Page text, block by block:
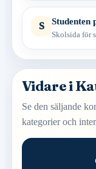
S Studenten
Skolsida för
Vidare i
Se den säljande
kategorier och